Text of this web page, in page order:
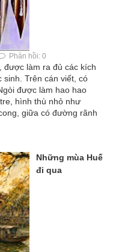
Phản hồi: 0
được làm ra đủ các kích
Trên cán viết, có
được làm hao hao
hình thù nhỏ như
giữa có đường rãnh
Những mùa Huế
đi qua